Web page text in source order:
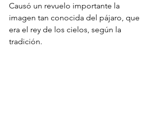
Causó un revuelo importante la
imagen tan conocida del pájaro, que
era el rey de los cielos, según la
tradición.